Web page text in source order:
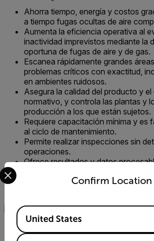
Ahorra tiempo, energía y costos
a tiempo fugas ocultas de aire
Aumenta la eficiencia operativa al
inactividad imprevistos mediante la
oportuna de fugas de aire y de gas.
Escanea rápidamente grandes
problemas críticos con exactitud,
en ambientes ruidosos.
Asegura la calidad del producto y el
normativo, y controla las plantas y
producción a los que están sujetos.
Requiere capacitación mínima y es
al ciclo de mantenimiento.
Permite realizar inspecciones sin
operaciones.
Ofrece resultados y datos
mediante análisis basados en el
Thermal Studio Suite
con el
Confirm Location
Select your preferred country and
Available Locations
United States